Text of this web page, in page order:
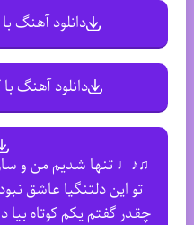
دانلود آهنگ با
دانلود آهنگ
♫♪♩ تنها شدیم من و
تو این دلتنگیا عاشق
چقدر گفتم یکم کوتاه